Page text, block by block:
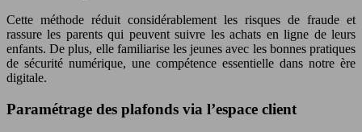
Cette méthode réduit considérablement les risques de fraude et
rassure les parents qui peuvent suivre les achats en ligne de leurs
enfants. De plus, elle familiarise les jeunes avec les bonnes pratiques
de sécurité numérique, une compétence essentielle dans notre ère
digitale.
Paramétrage des plafonds via l’espace client